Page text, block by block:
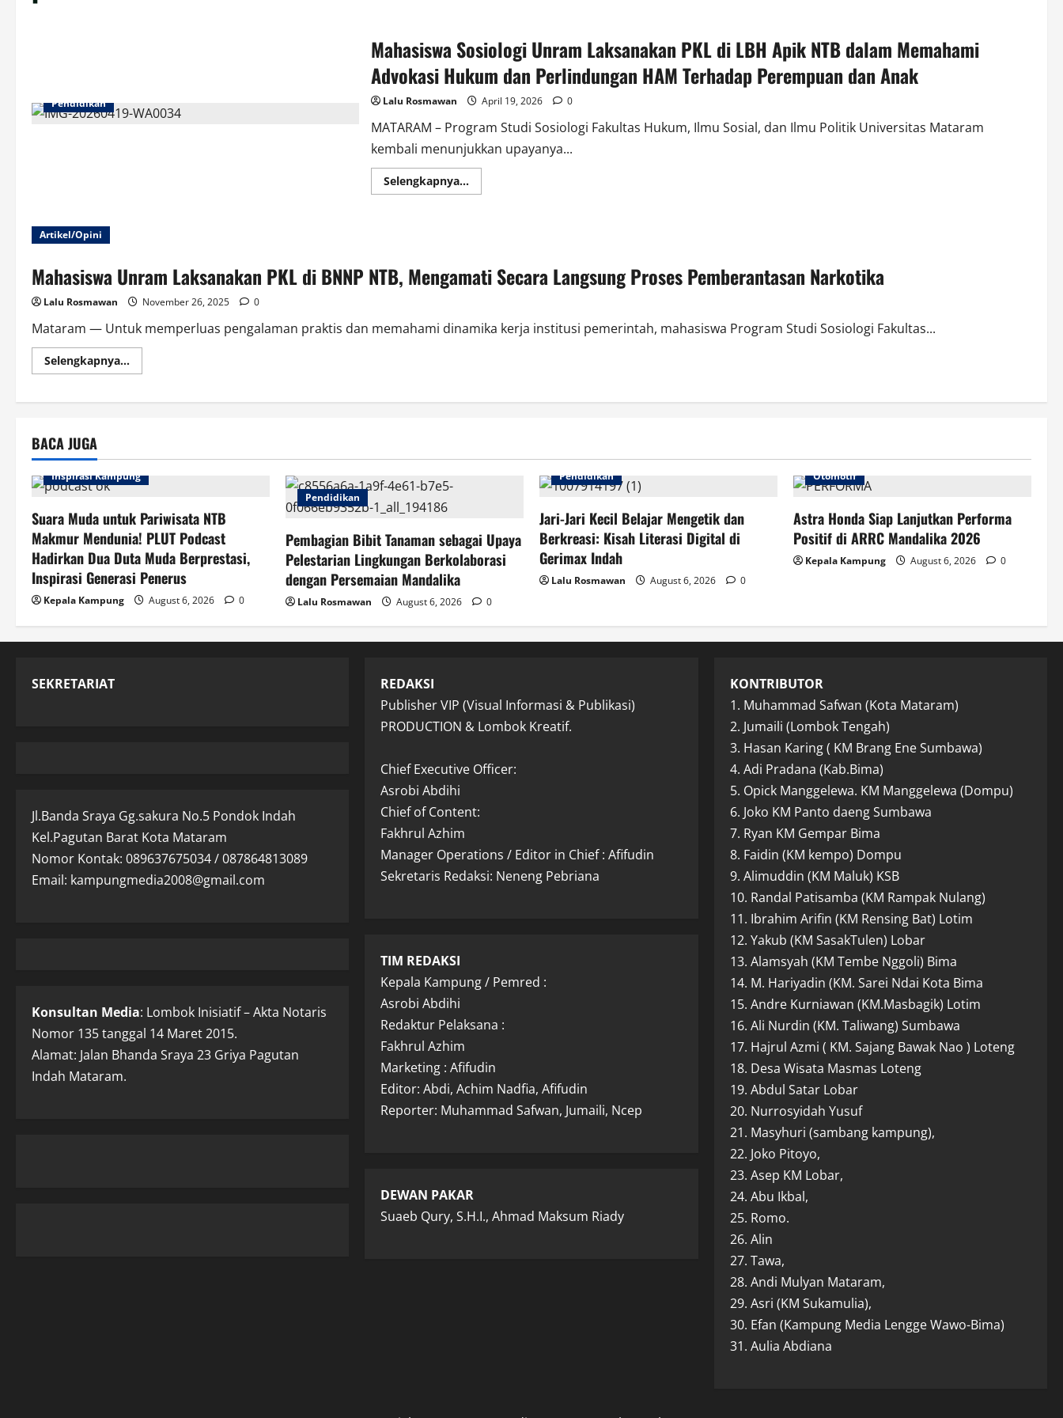
Pendidikan
Mahasiswa Sosiologi Unram Laksanakan PKL di LBH Apik NTB dalam Memahami
Advokasi Hukum dan Perlindungan HAM Terhadap Perempuan dan Anak
Lalu Rosmawan April 19, 2026 0
MATARAM – Program Studi Sosiologi Fakultas Hukum, Ilmu Sosial, dan Ilmu Politik Universitas Mataram
kembali menunjukkan upayanya...
Selengkapnya...Read
more
LBH
Apik
Memahami
Advokasi
Perempuan
Artikel/Opini
Mahasiswa Unram Laksanakan PKL di BNNP NTB, Mengamati Secara Langsung Proses Pemberantasan Narkotika
Lalu Rosmawan November 26, 2025 0
Mataram — Untuk memperluas pengalaman praktis dan memahami dinamika kerja institusi pemerintah, mahasiswa Program Studi Sosiologi Fakultas...
Selengkapnya...Read
more
Unram
NTB,
Secara
Pemberantasan
Narkotika
BACA JUGA
Inspirasi Kampung
Suara Muda untuk Pariwisata NTB
Makmur Mendunia! PLUT Podcast
Hadirkan Dua Duta Muda Berprestasi,
Inspirasi Generasi Penerus
Kepala Kampung August 6, 2026 0
Pendidikan
Pembagian Bibit Tanaman sebagai Upaya
Pelestarian Lingkungan Berkolaborasi
dengan Persemaian Mandalika
Lalu Rosmawan August 6, 2026 0
Pendidikan
Jari-Jari Kecil Belajar Mengetik dan
Berkreasi: Kisah Literasi Digital di
Gerimax Indah
Lalu Rosmawan August 6, 2026 0
Otomotif
Astra Honda Siap Lanjutkan Performa
Positif di ARRC Mandalika 2026
Kepala Kampung August 6, 2026 0
SEKRETARIAT
Jl.Banda Sraya Gg.sakura No.5 Pondok Indah
Kel.Pagutan Barat Kota Mataram
Nomor Kontak: 089637675034 / 087864813089
Email: kampungmedia2008@gmail.com
Konsultan Media: Lombok Inisiatif – Akta Notaris
Nomor 135 tanggal 14 Maret 2015.
Alamat: Jalan Bhanda Sraya 23 Griya Pagutan
Indah Mataram.
REDAKSI
Publisher VIP (Visual Informasi & Publikasi)
PRODUCTION & Lombok Kreatif.
Chief Executive Officer:
Asrobi Abdihi
Chief of Content:
Fakhrul Azhim
Manager Operations / Editor in Chief : Afifudin
Sekretaris Redaksi: Neneng Pebriana
TIM REDAKSI
Kepala Kampung / Pemred :
Asrobi Abdihi
Redaktur Pelaksana :
Fakhrul Azhim
Marketing : Afifudin
Editor: Abdi, Achim Nadfia, Afifudin
Reporter: Muhammad Safwan, Jumaili, Ncep
DEWAN PAKAR
Suaeb Qury, S.H.I., Ahmad Maksum Riady
KONTRIBUTOR
1. Muhammad Safwan (Kota Mataram)
2. Jumaili (Lombok Tengah)
3. Hasan Karing ( KM Brang Ene Sumbawa)
4. Adi Pradana (Kab.Bima)
5. Opick Manggelewa. KM Manggelewa (Dompu)
6. Joko KM Panto daeng Sumbawa
7. Ryan KM Gempar Bima
8. Faidin (KM kempo) Dompu
9. Alimuddin (KM Maluk) KSB
10. Randal Patisamba (KM Rampak Nulang)
11. Ibrahim Arifin (KM Rensing Bat) Lotim
12. Yakub (KM SasakTulen) Lobar
13. Alamsyah (KM Tembe Nggoli) Bima
14. M. Hariyadin (KM. Sarei Ndai Kota Bima
15. Andre Kurniawan (KM.Masbagik) Lotim
16. Ali Nurdin (KM. Taliwang) Sumbawa
17. Hajrul Azmi ( KM. Sajang Bawak Nao ) Loteng
18. Desa Wisata Masmas Loteng
19. Abdul Satar Lobar
20. Nurrosyidah Yusuf
21. Masyhuri (sambang kampung),
22. Joko Pitoyo,
23. Asep KM Lobar,
24. Abu Ikbal,
25. Romo.
26. Alin
27. Tawa,
28. Andi Mulyan Mataram,
29. Asri (KM Sukamulia),
30. Efan (Kampung Media Lengge Wawo-Bima)
31. Aulia Abdiana